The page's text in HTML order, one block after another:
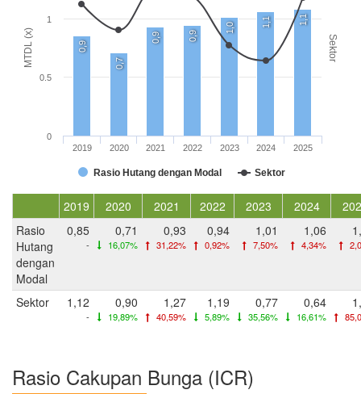
MTDL (x) Sektor
0,9
0,7
0,9 0,9
1,0 1,1 1,1
Rasio Hutang dengan Modal Sektor
2019 2020 2021 2022 2023 2024 2025
0
0.5
1
2019 2020 2021 2022 2023 2024
Rasio
Hutang
dengan
Modal
0,85
-
0,71
16,07%
0,93
31,22%
0,94
0,92%
1,01
7,50%
1,06
4,34%
Sektor 1,12
-
0,90
19,89%
1,27
40,59%
1,19
5,89%
0,77
35,56%
0,64
16,61%
Rasio Cakupan Bunga (ICR)